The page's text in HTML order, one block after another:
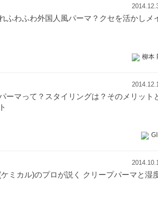
ふわふわ外国人風パーマ？クセを活かしメ
柳本
ーマって？スタイリングは？そのメリット
ミカル)のプロが説く クリープパーマと湿